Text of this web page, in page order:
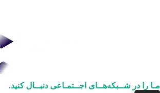
مـا را در شــبکه‌هــای اجــتمـاعی دنبــال کنید.